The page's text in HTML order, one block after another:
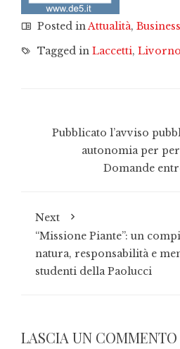
Posted in Attualità, Business
Tagged in Laccetti, Livorno
Pubblicato l’avviso
autonomia per
Domande
Next
“Missione Piante”: un
natura, responsabilità e
studenti della Paolucci
LASCIA UN COMMENTO